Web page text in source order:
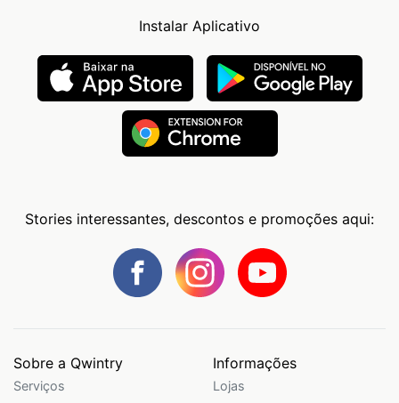
Instalar Aplicativo
Stories interessantes, descontos e promoções aqui:
Sobre a Qwintry
Serviços
Informações
Lojas